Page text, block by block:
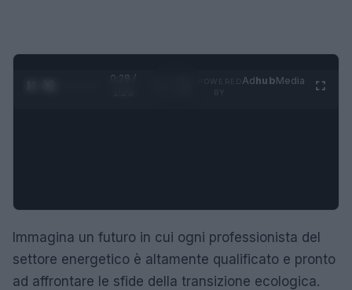
0:29 /
AdhubMedia
Immagina un futuro in cui ogni professionista del
settore energetico è altamente qualificato e pronto
ad affrontare le sfide della transizione ecologica.